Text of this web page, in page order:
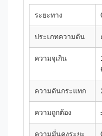
ระยะทาง
ประเภทความดัน
ความจุเกิน
ความดันกระแทก
ความถูกต้อง
ความมั่นคงระยะ